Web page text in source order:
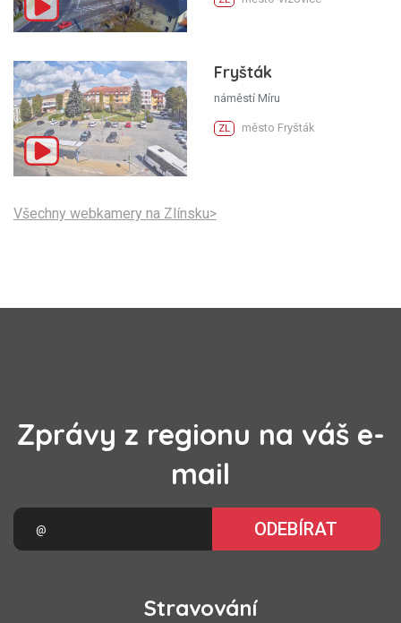
Fryšták
náměstí Míru
ZL město Fryšták
Všechny webkamery na Zlínsku>
Zprávy z regionu na váš e-
mail
ODEBÍRAT
Stravování